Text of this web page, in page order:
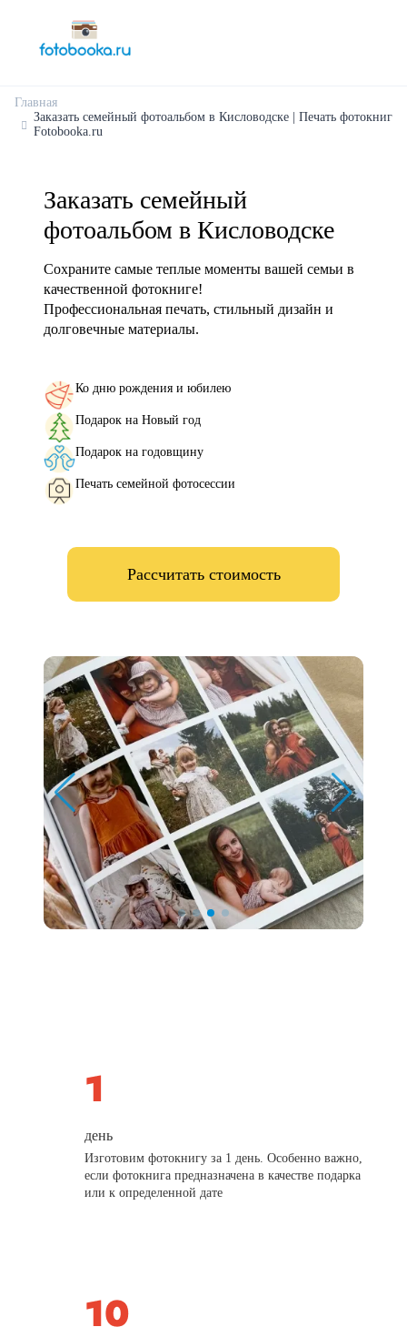
Главная
Заказать семейный фотоальбом в Кисловодске | Печать фотокниг
Fotobooka.ru
Заказать семейный
фотоальбом в Кисловодске
Сохраните самые теплые моменты вашей семьи в
качественной фотокниге!
Профессиональная печать, стильный дизайн и
долговечные материалы.
Ко дню рождения и юбилею
Подарок на Новый год
Подарок на годовщину
Печать семейной фотосессии
Рассчитать стоимость
день
Изготовим фотокнигу за 1 день. Особенно важно,
если фотокнига предназначена в качестве подарка
или к определенной дате